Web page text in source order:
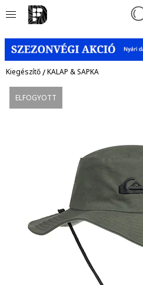
Kiegészítő/KALAP & SAPKA
ELFOGYOTT